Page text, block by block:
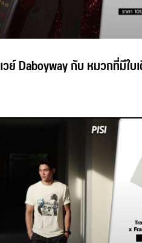
เวย์ Daboyway กับ หมวกที่มีใบ